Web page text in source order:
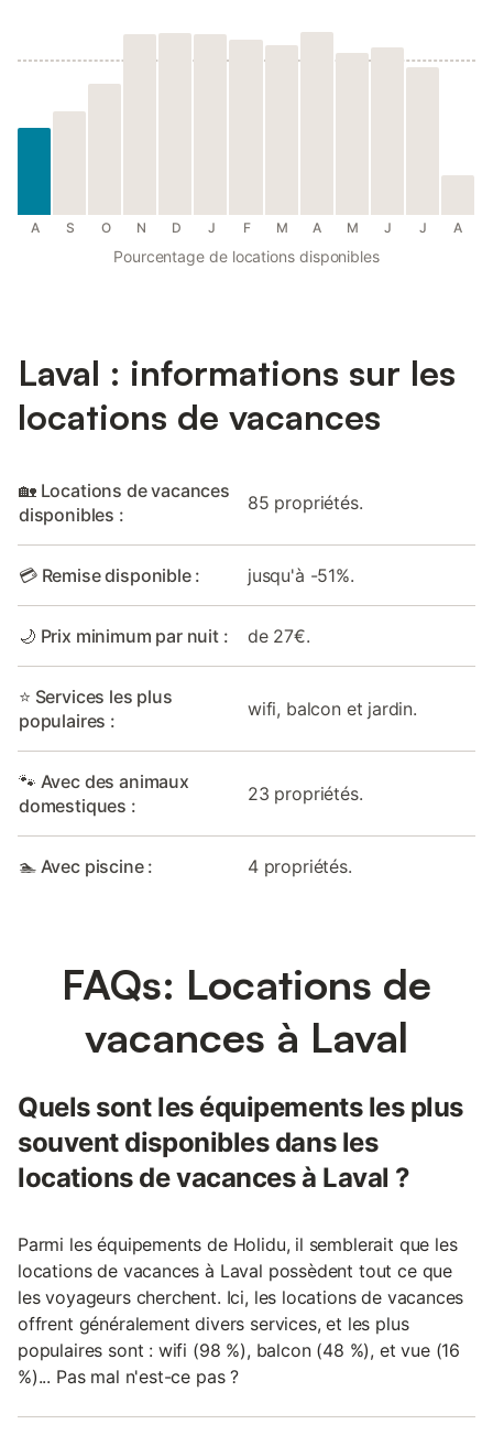
A S O N D J F M A M J J A
Pourcentage de locations disponibles
Laval : informations sur les
locations de vacances
🏡 Locations de vacances
disponibles :
85 propriétés.
💳 Remise disponible : jusqu'à -51%.
🌙 Prix minimum par nuit : de 27€.
⭐ Services les plus
populaires :
wifi, balcon et jardin.
🐾 Avec des animaux
domestiques :
23 propriétés.
🏊 Avec piscine : 4 propriétés.
FAQs: Locations de
vacances à Laval
Quels sont les équipements les plus
souvent disponibles dans les
locations de vacances à Laval ?
Parmi les équipements de Holidu, il semblerait que les
locations de vacances à Laval possèdent tout ce que
les voyageurs cherchent. Ici, les locations de vacances
offrent généralement divers services, et les plus
populaires sont : wifi (98 %), balcon (48 %), et vue (16
%)... Pas mal n'est-ce pas ?